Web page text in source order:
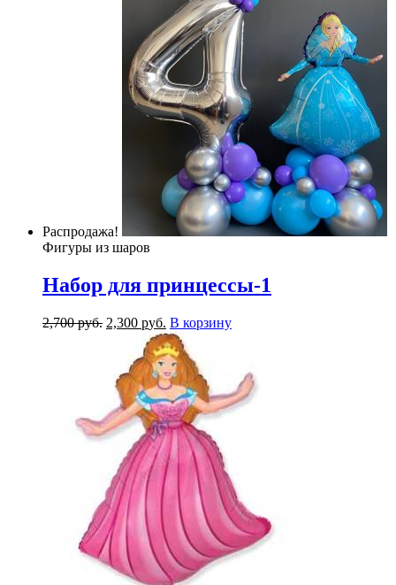
Распродажа!
Фигуры из шаров
Набор для принцессы-1
2,700руб. 2,300 руб. В корзину